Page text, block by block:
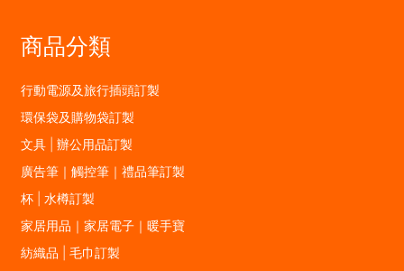
商品分類
行動電源及旅行插頭訂製
環保袋及購物袋訂製
文具 | 辦公用品訂製
廣告筆｜觸控筆｜禮品筆訂製
杯 | 水樽訂製
家居用品｜家居電子｜暖手寶
紡織品 | 毛巾訂製